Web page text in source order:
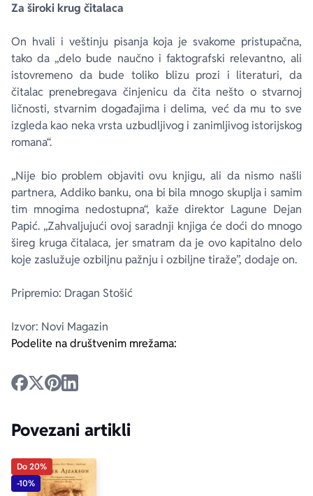
Za široki krug čitalaca
On hvali i veštinju pisanja koja je svakome pristupačna,
tako da „delo bude naučno i faktografski relevantno, ali
istovremeno da bude toliko blizu prozi i literaturi, da
čitalac prenebregava činjenicu da čita nešto o stvarnoj
ličnosti, stvarnim događajima i delima, već da mu to sve
izgleda kao neka vrsta uzbudljivog i zanimljivog istorijskog
romana“.
„Nije bio problem objaviti ovu knjigu, ali da nismo našli
partnera, Addiko banku, ona bi bila mnogo skuplja i samim
tim mnogima nedostupna“, kaže direktor Lagune Dejan
Papić. „Zahvaljujući ovoj saradnji knjiga će doći do mnogo
šireg kruga čitalaca, jer smatram da je ovo kapitalno delo
koje zaslužuje ozbiljnu pažnju i ozbiljne tiraže”, dodaje on.
Pripremio: Dragan Stošić
Izvor: Novi Magazin
Podelite na društvenim mrežama:
Povezani artikli
Do 20%
-10%